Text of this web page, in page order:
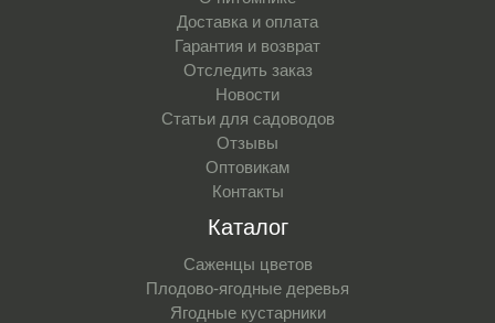
Доставка и оплата
Гарантия и возврат
Отследить заказ
Новости
Статьи для садоводов
Отзывы
Оптовикам
Контакты
Каталог
Саженцы цветов
Плодово-ягодные деревья
Ягодные кустарники